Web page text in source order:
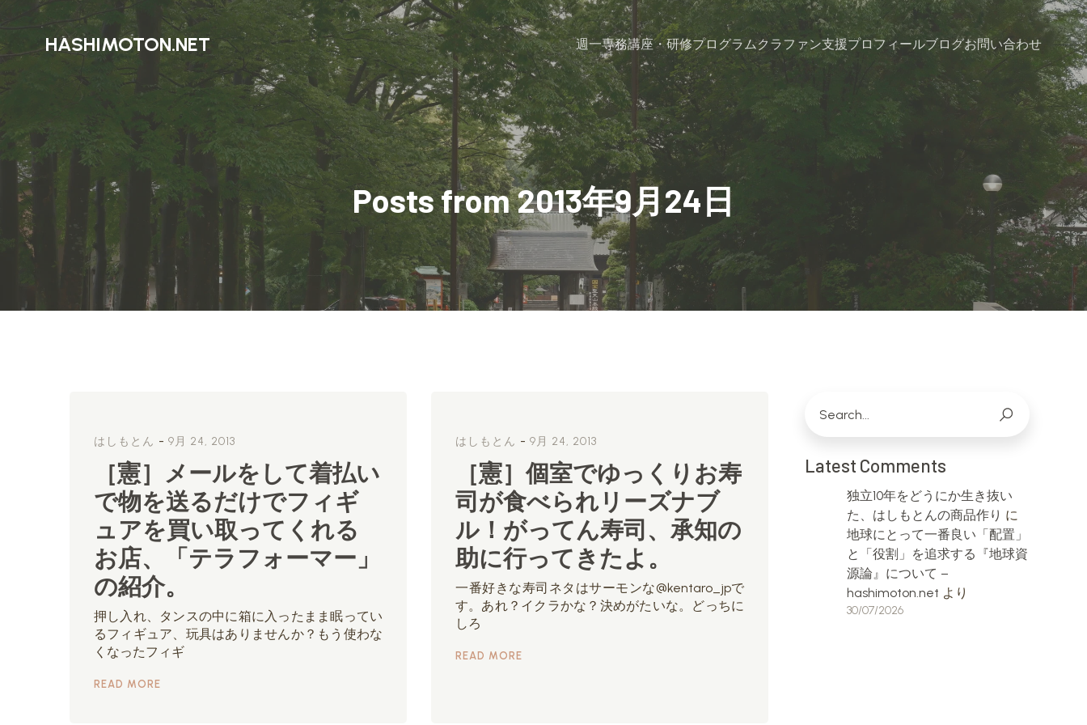
HASHIMOTON.NET 週一専務講座・研修プログラムクラファン支援プロフィールブログお問い合わせ
Posts from 2013年9月24日
はしもとん - 9月 24, 2013
［憲］メールをして着払い
で物を送るだけでフィギ
ュアを買い取ってくれる
お店、「テラフォーマー」
の紹介。
押し入れ、タンスの中に箱に入ったまま眠ってい
るフィギュア、玩具はありませんか？もう使わな
くなったフィギ
READ MORE
はしもとん - 9月 24, 2013
［憲］個室でゆっくりお寿
司が食べられリーズナブ
ル！がってん寿司、承知の
助に行ってきたよ。
一番好きな寿司ネタはサーモンな@kentaro_jpで
す。あれ？イクラかな？決めがたいな。どっちに
しろ
READ MORE
Latest Comments
独立10年をどうにか生き抜い
た、はしもとんの商品作り に
地球にとって一番良い「配置」
と「役割」を追求する『地球資
源論』について –
hashimoton.net より
30/07/2026